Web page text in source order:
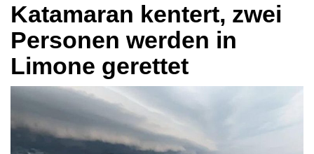
Katamaran kentert, zwei
Personen werden in
Limone gerettet